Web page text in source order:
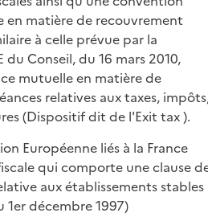
en matière de recouvrement
à celle prévue par la
Conseil, du 16 mars 2010,
mutuelle en matière de
relatives aux taxes,
(Dispositif dit de l'Exit tax ).
Européenne liés à la France
qui comporte une clause
aux établissements stables
1er décembre 1997)